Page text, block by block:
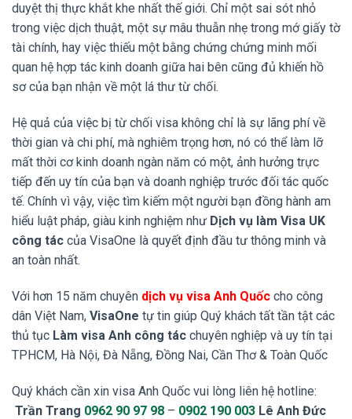
duyệt thị thực khắt khe nhất thế giới. Chỉ một sai sót nhỏ
trong việc dịch thuật, một sự mâu thuẫn nhẹ trong mớ giấy tờ
tài chính, hay việc thiếu một bằng chứng chứng minh mối
quan hệ hợp tác kinh doanh giữa hai bên cũng đủ khiến hồ
sơ của bạn nhận về một lá thư từ chối.
Hệ quả của việc bị từ chối visa không chỉ là sự lãng phí về
thời gian và chi phí, mà nghiêm trọng hơn, nó có thể làm lỡ
mất thời cơ kinh doanh ngàn năm có một, ảnh hưởng trực
tiếp đến uy tín của bạn và doanh nghiệp trước đối tác quốc
tế. Chính vì vậy, việc tìm kiếm một người bạn đồng hành am
hiểu luật pháp, giàu kinh nghiệm như Dịch vụ làm Visa UK
công tác của VisaOne là quyết định đầu tư thông minh và
an toàn nhất.
Với hơn 15 năm chuyên dịch vụ visa Anh Quốc cho công
dân Việt Nam, VisaOne tự tin giúp Quý khách tất tần tật các
thủ tục Làm visa Anh công tác chuyên nghiệp và uy tín tại
TPHCM, Hà Nội, Đà Nẵng, Đồng Nai, Cần Thơ & Toàn Quốc
Quý khách cần xin visa Anh Quốc vui lòng liên hệ hotline:
Trần Trang 0962 90 97 98 – 0902 190 003 Lê Anh Đức